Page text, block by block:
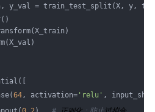
y_val = train_test_split(X, y,
64, activation= 'relu' ,